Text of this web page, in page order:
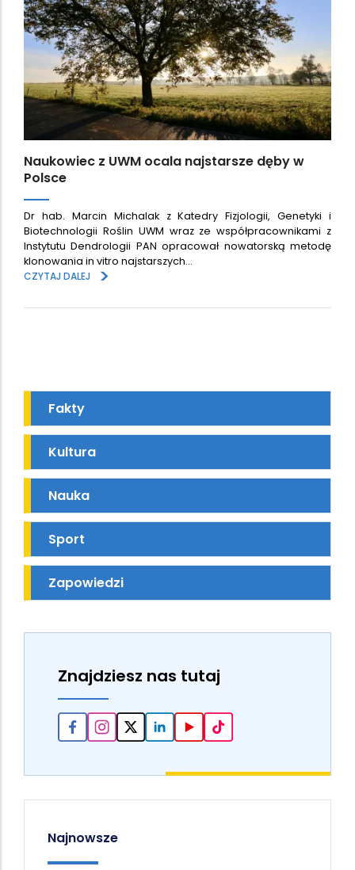
Naukowiec z UWM ocala najstarsze dęby w
Polsce
Dr hab. Marcin Michalak z Katedry Fizjologii, Genetyki i
Biotechnologii Roślin UWM wraz ze współpracownikami z
Instytutu Dendrologii PAN opracował nowatorską metodę
klonowania in vitro najstarszych…
CZYTAJ DALEJ
>
Fakty
Kultura
Nauka
Sport
Zapowiedzi
Znajdziesz nas tutaj
Najnowsze